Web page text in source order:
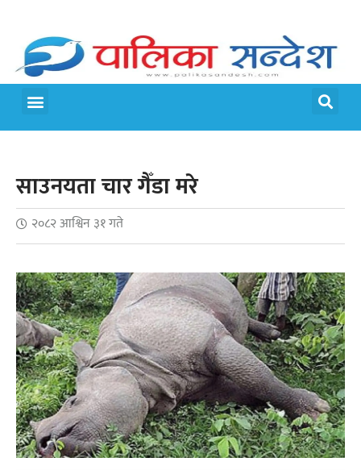
साउनयता चार गैँडा मरे
२०८२ आश्विन ३१ गते